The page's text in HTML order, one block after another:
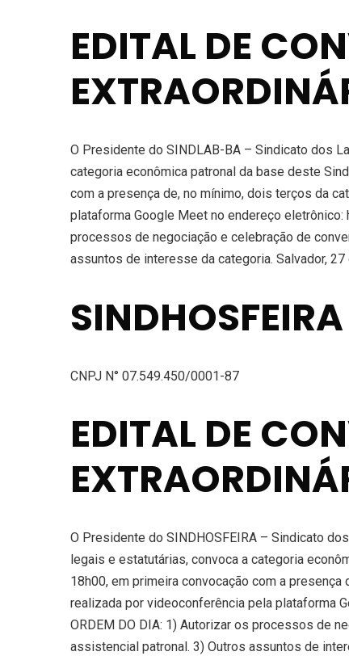
EDITAL DE
O Presidente do SINDLAB-BA – Sindicato dos
categoria econômica patronal da base deste
com a presença de, no mínimo, dois terços da
plataforma Google Meet no endereço
processos de negociação e celebração de
assuntos de interesse da categoria. Salvador, 27
SINDHOSFEIRA
CNPJ N° 07.549.450/0001-87
EDITAL DE
O Presidente do SINDHOSFEIRA – Sindicato
legais e estatutárias, convoca a categoria
18h00, em primeira convocação com a
realizada por videoconferência pela plataforma
ORDEM DO DIA: 1) Autorizar os processos de
assistencial patronal. 3) Outros assuntos de